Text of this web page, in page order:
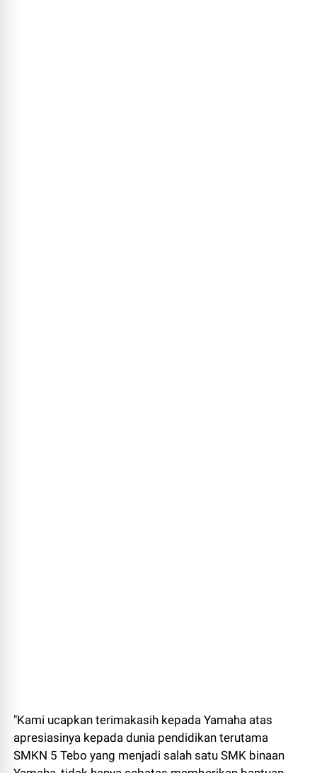
"Kami ucapkan terimakasih kepada Yamaha atas
apresiasinya kepada dunia pendidikan terutama
SMKN 5 Tebo yang menjadi salah satu SMK binaan